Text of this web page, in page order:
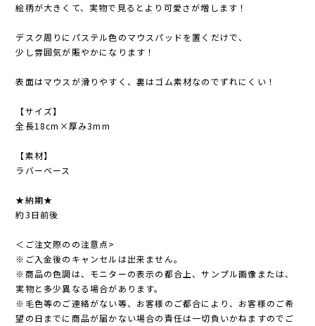
絵柄が大きくて、実物で見るとより可愛さが増します！
デスク周りにパステル色のマウスパッドを置くだけで、
少し雰囲気が賑やかになります！
表面はマウスが滑りやすく、裏はゴム素材なのでずれにくい！
【サイズ】
全長18cm×厚み3mm
【素材】
ラバーベース
★納期★
約3日前後
＜ご注文際のの注意点>
※ご入金後のキャンセルは出来ません。
※商品の色調は、モニターの表示の都合上、サンプル画像または、
実物と多少異なる場合があります。
※毛色等のご連絡がない等、お客様のご都合により、お客様のご希
望の日までに商品が届かない場合の責任は一切負いかねますのでご